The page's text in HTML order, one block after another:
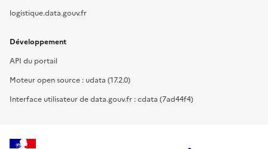
logistique.data.gouv.fr
Développement
API du portail
Moteur open source : udata (17.2.0)
Interface utilisateur de data.gouv.fr : cdata (7ad44f4)